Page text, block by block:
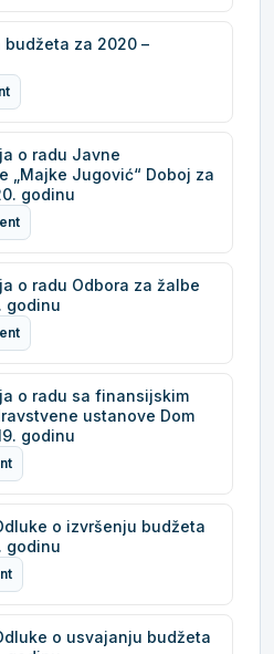
za 2020 –
o radu Javne
„Majke Jugović“ Doboj za
godinu
o radu Odbora za žalbe
godinu
o radu sa finansijskim
ustanove Dom
godinu
o izvršenju budžeta
godinu
o usvajanju budžeta